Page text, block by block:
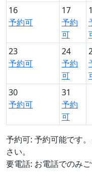
16
予約可
17
予約
可
23
予約可
24
予約
可
30
予約可
31
予約
可
予約可: 予約可能です
さい。
要電話: お電話でのみ